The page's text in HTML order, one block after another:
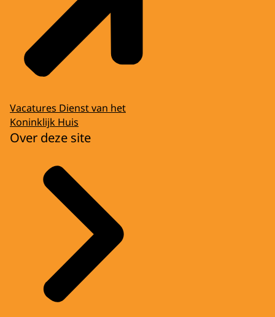
Vacatures Dienst van het
Koninklijk Huis
Over deze site